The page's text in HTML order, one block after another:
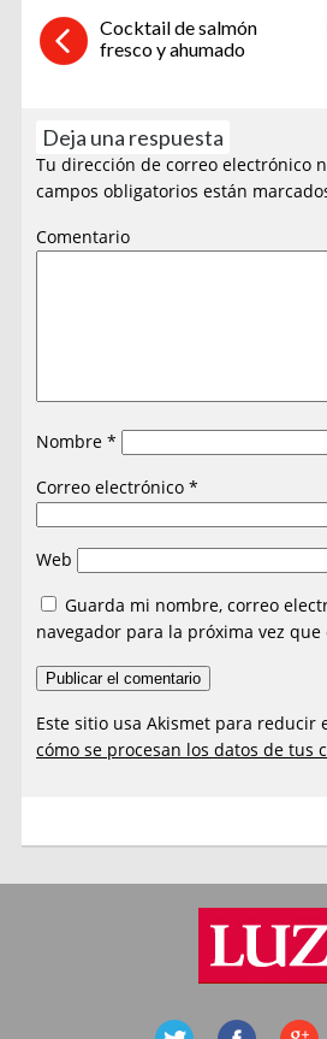
Cocktail de salmón
fresco y ahumado
Deja una respuesta
Tu dirección de correo electrónico
campos obligatorios están
Comentario
Nombre*
Correo electrónico*
Web
Guarda mi nombre, correo
navegador para la próxima vez que
Este sitio usa Akismet para reducir
cómo se procesan los datos de tus